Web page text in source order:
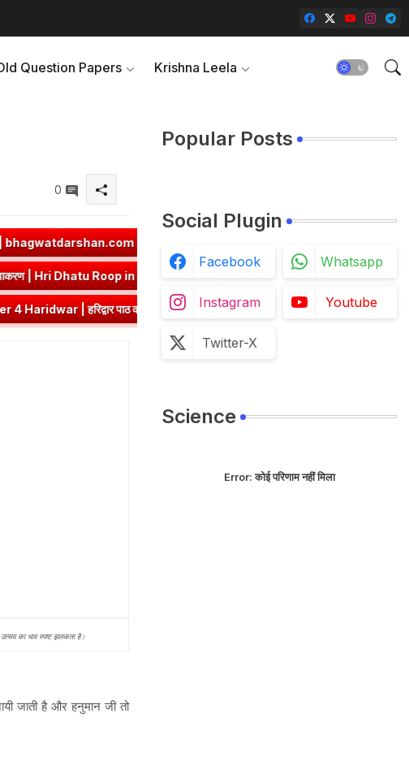
Question Papers Krishna Leela
0
➤ज्ञा धातु रूप (उभयपदी) - १० लकार, अर्थ एवं व्याकरण | Jna Dhatu Roop in
- १० लकार, अर्थ एवं व्याकरण | Hri Dhatu Roop in Sanskrit
का सारांश एवं प्रश्नोत्तर ➤Class 8 Hindi Malhar Chapter 3 Ek Aashirwad |
का भाव स्पष्ट झलकता है।
जाती है और हनुमान जी तो
Popular Posts
Social Plugin
Facebook Whatsapp
Instagram Youtube
Twitter-X
Science
Error:कोई परिणाम नहीं मिला